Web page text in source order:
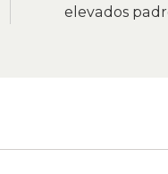
elevados